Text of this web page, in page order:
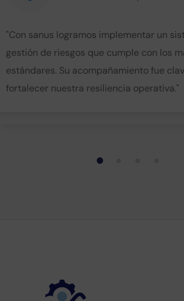
"Con sanus logramos implementar un
gestión de riesgos que cumple con los
estándares. Su acompañamiento fue
fortalecer nuestra resiliencia operativa."
1